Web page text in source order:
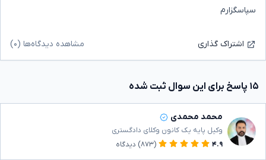
سپاسگزارم
اشتراک گذاری مشاهده دیدگاه‌ها (۰)
۱۵ پاسخ برای این سوال ثبت شده
محمد محمدی
وکیل پایه یک کانون وکلای دادگستری
۴.۹
(۸۷۳) دیدگاه